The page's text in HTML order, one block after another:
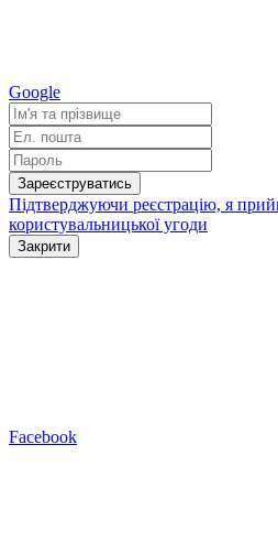
Google
Зареєструватись
Підтверджуючи реєстрацію, я
користувальницької угоди
Закрити
Facebook